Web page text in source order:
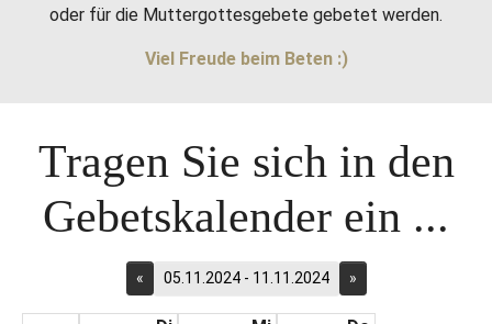
oder für die Muttergottesgebete gebetet werden.
Viel Freude beim Beten :)
Tragen Sie sich in den
Gebetskalender ein ...
« 05.11.2024 - 11.11.2024 »